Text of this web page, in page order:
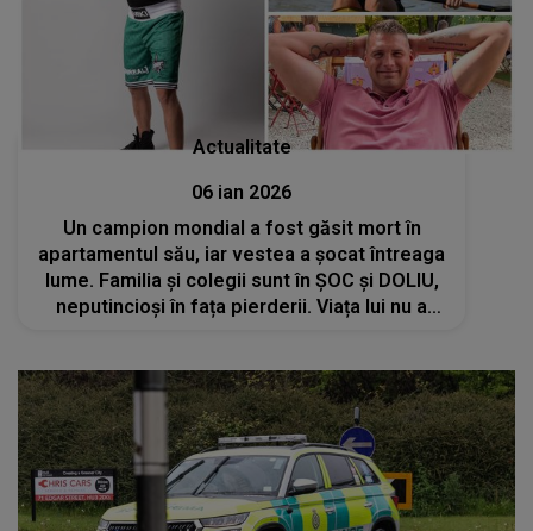
Actualitate
06 ian 2026
Un campion mondial a fost găsit mort în
apartamentul său, iar vestea a șocat întreaga
lume. Familia și colegii sunt în ȘOC și DOLIU,
neputincioși în fața pierderii. Viața lui nu a